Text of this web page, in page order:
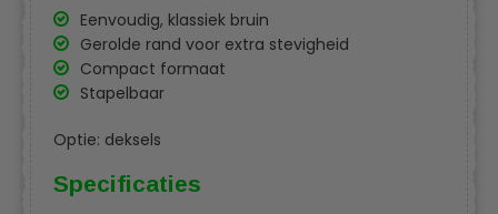
Eenvoudig, klassiek bruin
Gerolde rand voor extra stevigheid
Compact formaat
Stapelbaar
Optie: deksels
Specificaties